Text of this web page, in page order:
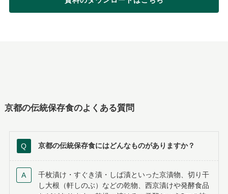
京都の伝統保存食のよくある質問
京都の伝統保存食にはどんなものがありますか？
千枚漬け・すぐき漬・しば漬といった京漬物、切り干
し大根（軒しのぶ）などの乾物、西京漬けや発酵食品